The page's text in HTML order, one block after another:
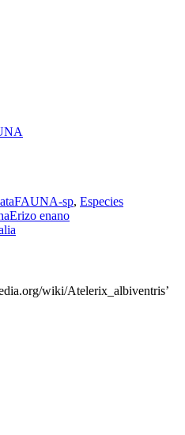
sp, Especies
Erizo enano
wiki/Atelerix_albiventris’